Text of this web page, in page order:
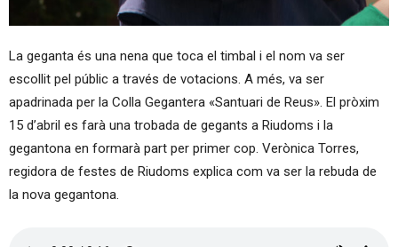
La geganta és una nena que toca el timbal i el nom va ser
escollit pel públic a través de votacions. A més, va ser
apadrinada per la Colla Gegantera «Santuari de Reus». El pròxim
15 d’abril es farà una trobada de gegants a Riudoms i la
gegantona en formarà part per primer cop. Verònica Torres,
regidora de festes de Riudoms explica com va ser la rebuda de
la nova gegantona.